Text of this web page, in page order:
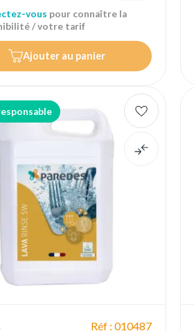
vous pour connaître la
/ votre tarif
Ajouter au panier
Réf : 010487